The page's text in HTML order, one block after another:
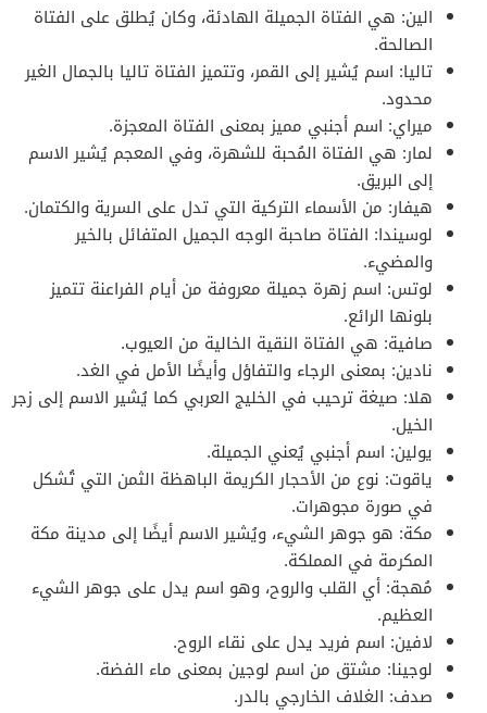
الين: هي الفتاة الجميلة الهادئة، وكان يُطلق على الفتاة
الصالحة.
تاليا: اسم يُشير إلى القمر، وتتميز الفتاة تاليا بالجمال الغير
محدود.
ميراي: اسم أجنبي مميز بمعنى الفتاة المعجزة.
لمار: هي الفتاة المُحبة للشهرة، وفي المعجم يُشير الاسم
إلى البريق.
هيفار: من الأسماء التركية التي تدل على السرية والكتمان.
لوسيندا: الفتاة صاحبة الوجه الجميل المتفائل بالخير
والمضيء.
لوتس: اسم زهرة جميلة معروفة من أيام الفراعنة تتميز
بلونها الرائع.
صافية: هي الفتاة النقية الخالية من العيوب.
نادين: بمعنى الرجاء والتفاؤل وأيضًا الأمل في الغد.
هلا: صيغة ترحيب في الخليج العربي كما يُشير الاسم إلى زجر
الخيل.
يولين: اسم أجنبي يُعني الجميلة.
ياقوت: نوع من الأحجار الكريمة الباهظة الثمن التي تُشكل
في صورة مجوهرات.
مكة: هو جوهر الشيء، ويُشير الاسم أيضًا إلى مدينة مكة
المكرمة في المملكة.
مُهجة: أي القلب والروح، وهو اسم يدل على جوهر الشيء
العظيم.
لافين: اسم فريد يدل على نقاء الروح.
لوجينا: مشتق من اسم لوجين بمعنى ماء الفضة.
صدف: الغلاف الخارجي بالدر.